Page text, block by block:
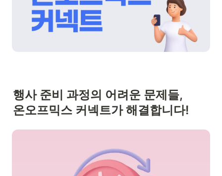
행사 준비 과정의 어려운 문제들,
온오프믹스 커넥트가 해결합니다!